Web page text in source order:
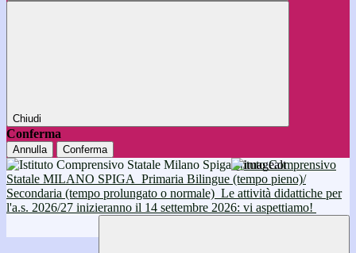
Chiudi
Conferma
Annulla Conferma
Istituto Comprensivo
Statale MILANO SPIGA Primaria Bilingue (tempo pieno)/
Secondaria (tempo prolungato o normale) Le attività didattiche per
l'a.s. 2026/27 inizieranno il 14 settembre 2026: vi aspettiamo!